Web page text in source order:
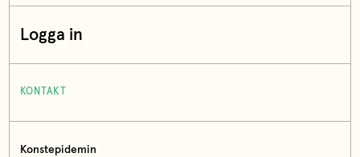
Logga in
KONTAKT
Konstepidemin